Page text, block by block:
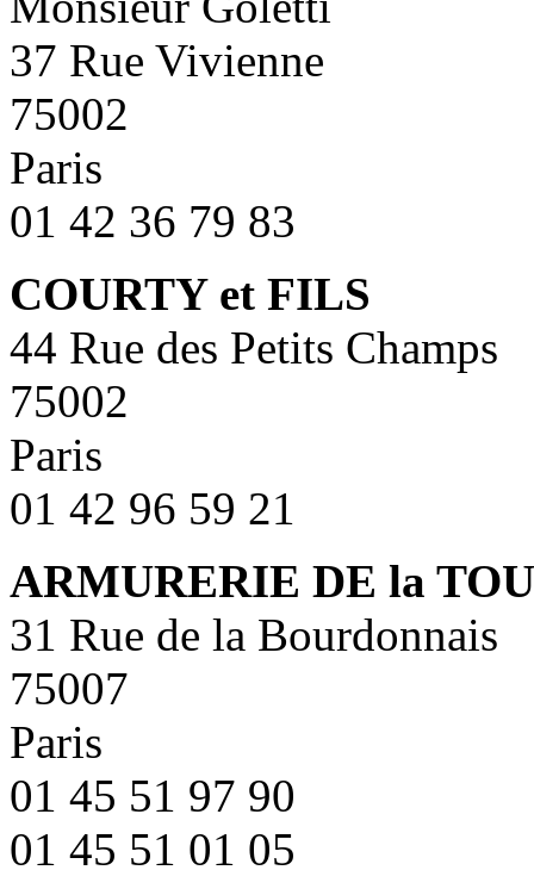
37 Rue Vivienne
75002
Paris
01 42 36 79 83
COURTY et FILS
44 Rue des Petits Champs
75002
Paris
01 42 96 59 21
ARMURERIE DE la
31 Rue de la Bourdonnais
75007
Paris
01 45 51 97 90
01 45 51 01 05